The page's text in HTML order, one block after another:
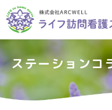
ステーションコ